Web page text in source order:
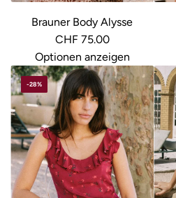
Brauner Body Alysse
CHF 75.00
Optionen anzeigen
-28%